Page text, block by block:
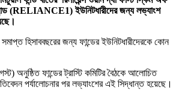
ফান্ড (RELIANCE1) ইউনিটধারীদের জন্য লভ্যাংশ
হিসাববছরের জন্য ফান্ডের ইউনিটধারীদেরকে কোন
ফান্ডের ট্রাস্টি কমিটির বৈঠকে আলোচিত
পর্যালোচনার পর লভ্যাংশের এই সিদ্ধান্ত হয়েছে।